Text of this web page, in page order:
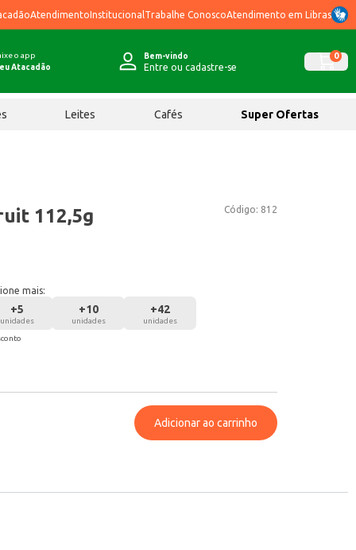
AtendimentoInstitucional Trabalhe ConoscoAtendimento em Libras
o app
Atacadão
Bem-vindo
Entre ou cadastre-se
0
Leites Cafés Super Ofertas
Código: 812
112,5g
mais:
+5
unidades
+10
unidades
+42
unidades
Adicionar ao carrinho